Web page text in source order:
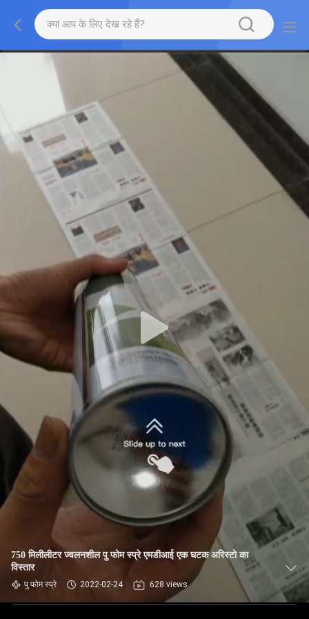
750 मिलीलीटर ज्वलनशील पु फोम स्प्रे एमडीआई एक घटक अरिस्टो का
विस्तार
पु फोम स्प्रे 2022-02-24 628 views